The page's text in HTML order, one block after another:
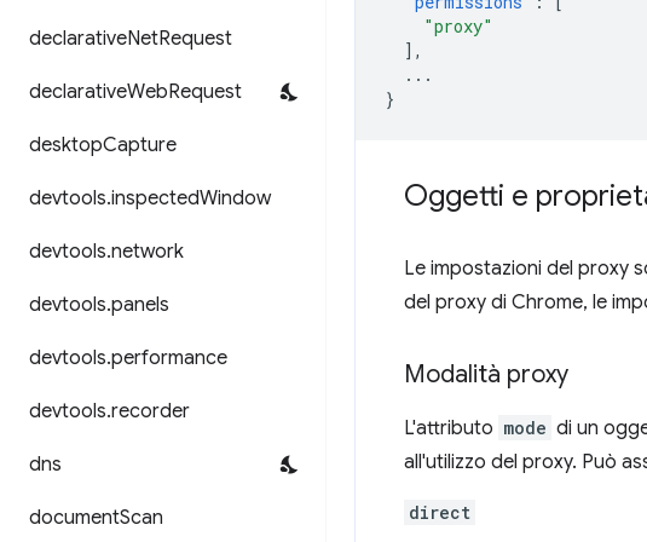
declarativeNetRequest
declarativeWebRequest
desktopCapture
devtools.inspectedWindow
devtools.network
devtools.panels
devtools.performance
devtools.recorder
dns
documentScan
"proxy"
],
...
}
Oggetti e
Le impostazioni del proxy
del proxy di Chrome, le
Modalità proxy
L'attributo mode di un
all'utilizzo del proxy. Può
direct